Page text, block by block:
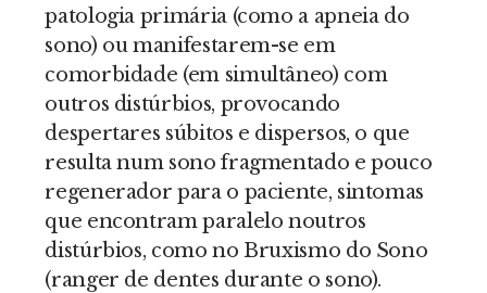
patologia primária (como a apneia do
sono) ou manifestarem-se em
comorbidade (em simultâneo) com
outros distúrbios, provocando
despertares súbitos e dispersos, o que
resulta num sono fragmentado e pouco
regenerador para o paciente, sintomas
que encontram paralelo noutros
distúrbios, como no Bruxismo do Sono
(ranger de dentes durante o sono).